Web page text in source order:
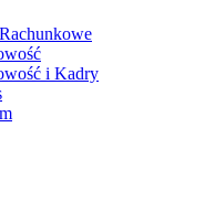
i Kadry